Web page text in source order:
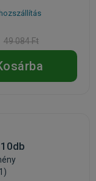
49 084 Ft